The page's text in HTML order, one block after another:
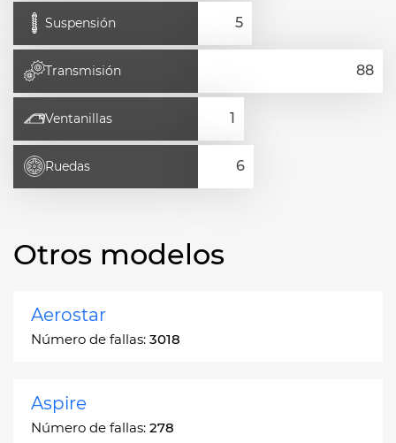
Suspensión
Transmisión
Ventanillas
Ruedas
Otros modelos
Aerostar
Número de fallas: 3018
Aspire
Número de fallas: 278